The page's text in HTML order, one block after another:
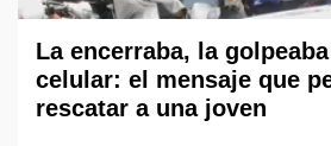
La encerraba, la
celular: el mensaje que
rescatar a una joven